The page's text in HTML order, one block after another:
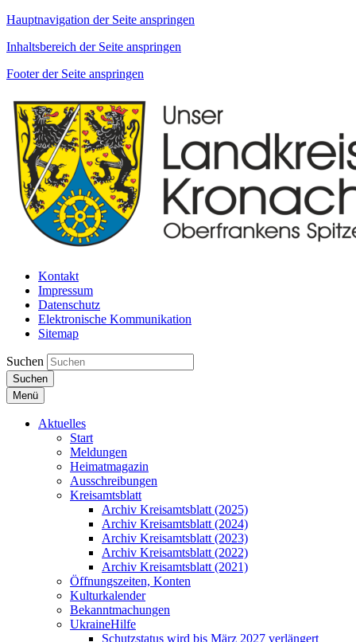
Hauptnavigation der Seite anspringen
Inhaltsbereich der Seite anspringen
Footer der Seite anspringen
Kontakt
Impressum
Datenschutz
Elektronische Kommunikation
Sitemap
Suchen
Suchen
Menü
Aktuelles
Start
Meldungen
Heimatmagazin
Ausschreibungen
Kreisamtsblatt
Archiv Kreisamtsblatt (2025)
Archiv Kreisamtsblatt (2024)
Archiv Kreisamtsblatt (2023)
Archiv Kreisamtsblatt (2022)
Archiv Kreisamtsblatt (2021)
Öffnungszeiten, Konten
Kulturkalender
Bekanntmachungen
UkraineHilfe
Schutzstatus wird bis März 2027 verlängert